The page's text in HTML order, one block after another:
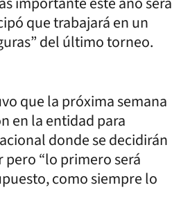
que trabajará en un
del último torneo.
que la próxima semana
en la entidad para
donde se decidirán
pero “lo primero será
como siempre lo